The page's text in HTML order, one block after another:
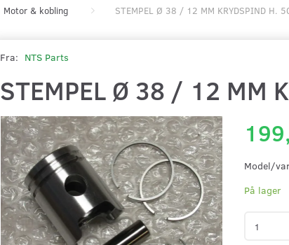
Motor & kobling STEMPEL Ø 38 / 12 MM KRYDSPIND H.
Fra: NTS Parts
STEMPEL Ø 38 / 12 MM
Model/
På lager